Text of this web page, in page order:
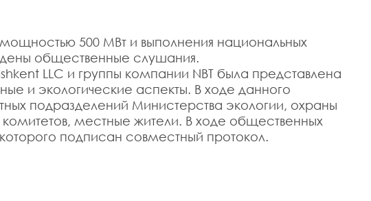
500 МВт и выполнения национальных
общественные слушания.
LLC и группы компании NBT была представлена
и экологические аспекты. В ходе данного
подразделений Министерства экологии, охраны
местные жители. В ходе общественных
подписан совместный протокол.